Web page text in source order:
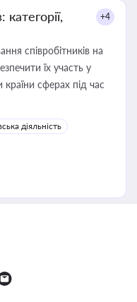
+4
співробітників на
їх участь у
сферах під час
діяльність